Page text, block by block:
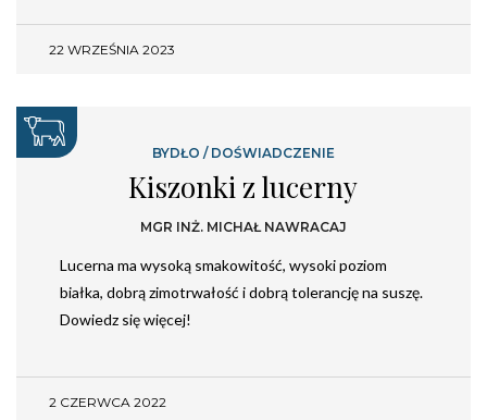
22 WRZEŚNIA 2023
BYDŁO / DOŚWIADCZENIE
Kiszonki z lucerny
MGR INŻ. MICHAŁ NAWRACAJ
Lucerna ma wysoką smakowitość, wysoki poziom
białka, dobrą zimotrwałość i dobrą tolerancję na suszę.
Dowiedz się więcej!
2 CZERWCA 2022